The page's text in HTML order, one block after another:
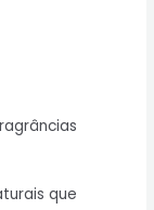
que